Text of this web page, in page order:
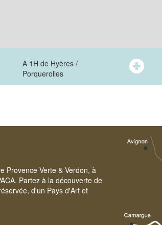
A 1H de Hyères /
Porquerolles
Provence Verte & Verdon, à
Partez à la découverte de
d'un Pays d'Art et